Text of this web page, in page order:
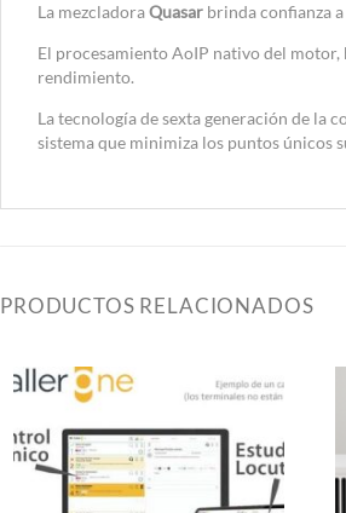
La mezcladoraQuasar brinda confianza
El procesamiento AoIP nativo del motor,
rendimiento.
La tecnología de sexta generación de la
sistema que minimiza los puntos únicos
PRODUCTOS RELACIONADOS